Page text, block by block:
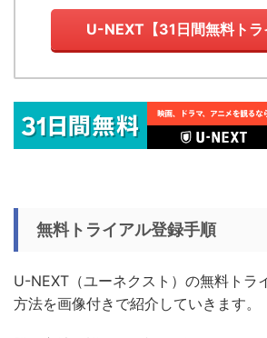
U-NEXT【31日間無料トラ
無料トライアル登録手順
U-NEXT（ユーネクスト）の無料トラ
方法を画像付きで紹介していきます。